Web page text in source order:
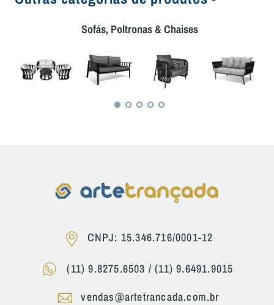
Sofás, Poltronas & Chaises
CNPJ: 15.346.716/0001-12
(11) 9.8275.6503 /(11) 9.6491.9015
vendas@artetrancada.com.br